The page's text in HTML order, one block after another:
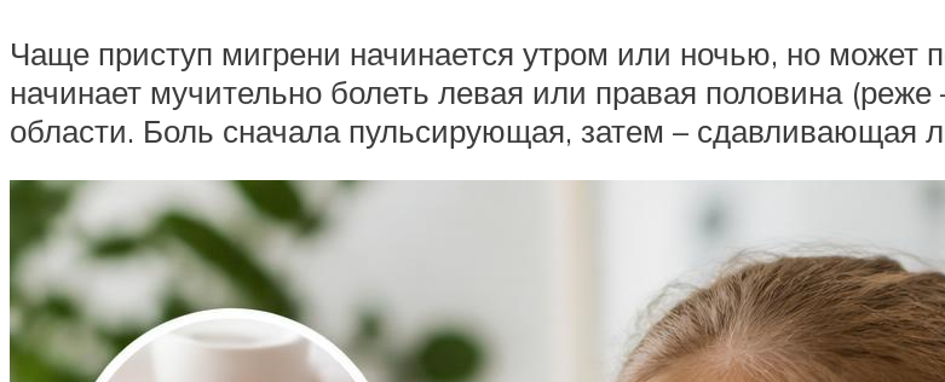
Чаще приступ мигрени начинается утром или ночью, но может
начинает мучительно болеть левая или правая половина (реже
области. Боль сначала пульсирующая, затем – сдавливающая